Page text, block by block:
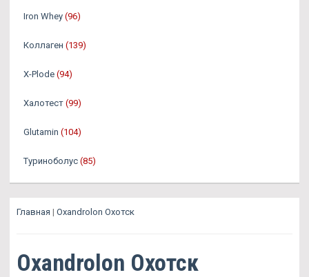
Iron Whey (96)
Коллаген (139)
X-Plode (94)
Халотест (99)
Glutamin (104)
Туриноболус (85)
Главная | Oxandrolon Охотск
Oxandrolon Охотск